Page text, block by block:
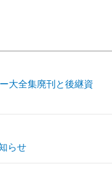
大全集廃刊と後継資
らせ